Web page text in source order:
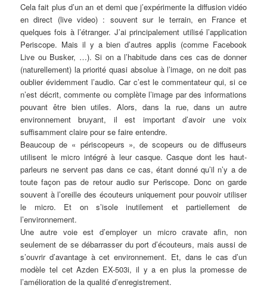
Cela fait plus d’un an et demi que j’expérimente la diffusion vidéo
en direct (live video) : souvent sur le terrain, en France et
quelques fois à l’étranger. J’ai principalement utilisé l’application
Periscope. Mais il y a bien d’autres applis (comme Facebook
Live ou Busker, …). Si on a l’habitude dans ces cas de donner
(naturellement) la priorité quasi absolue à l’image, on ne doit pas
oublier évidemment l’audio. Car c’est le commentateur qui, si ce
n’est décrit, commente ou complète l’image par des informations
pouvant être bien utiles. Alors, dans la rue, dans un autre
environnement bruyant, il est important d’avoir une voix
suffisamment claire pour se faire entendre.
Beaucoup de « périscopeurs », de scopeurs ou de diffuseurs
utilisent le micro intégré à leur casque. Casque dont les haut-
parleurs ne servent pas dans ce cas, étant donné qu’il n’y a de
toute façon pas de retour audio sur Periscope. Donc on garde
souvent à l’oreille des écouteurs uniquement pour pouvoir utiliser
le micro. Et on s’isole inutilement et partiellement de
l’environnement.
Une autre voie est d’employer un micro cravate afin, non
seulement de se débarrasser du port d’écouteurs, mais aussi de
s’ouvrir d’avantage à cet environnement. Et, dans le cas d’un
modèle tel cet Azden EX-503i, il y a en plus la promesse de
l’amélioration de la qualité d’enregistrement.